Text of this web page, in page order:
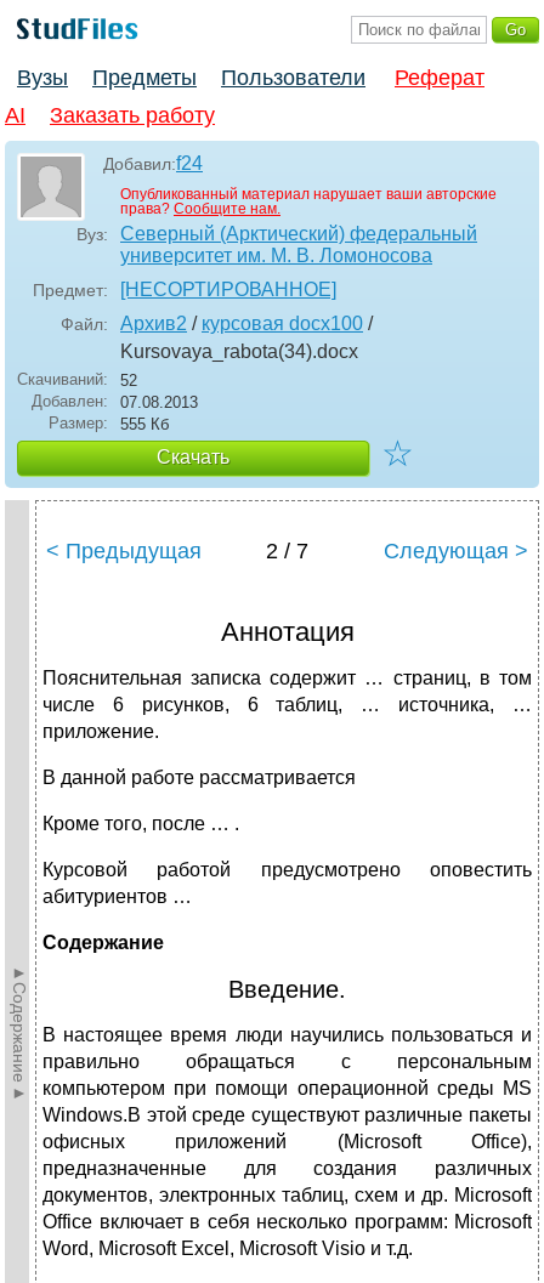
Вузы Предметы Пользователи
Реферат
AI
Заказать работу
Добавил:f24
Опубликованный материал нарушает ваши авторские
права? Сообщите нам.
Вуз:
Северный (Арктический) федеральный
университет им. М. В. Ломоносова
Предмет: [НЕСОРТИРОВАННОЕ]
Файл: Архив2 / курсовая docx100 /
Kursovaya_rabota(34).docx
Скачиваний:
52
Добавлен:
07.08.2013
Размер:
555 Кб
Скачать ☆
►Содержание►
< Предыдущая 2 / 7 Следующая >
Аннотация
Пояснительная записка содержит … страниц, в том
числе 6 рисунков, 6 таблиц, … источника, …
приложение.
В данной работе рассматривается
Кроме того, после … .
Курсовой работой предусмотрено оповестить
абитуриентов …
Содержание
Введение.
В настоящее время люди научились пользоваться и
правильно обращаться с персональным
компьютером при помощи операционной среды MS
Windows.В этой среде существуют различные пакеты
офисных приложений (Microsoft Office),
предназначенные для создания различных
документов, электронных таблиц, схем и др. Microsoft
Office включает в себя несколько программ: Microsoft
Word, Microsoft Excel, Microsoft Visio и т.д.